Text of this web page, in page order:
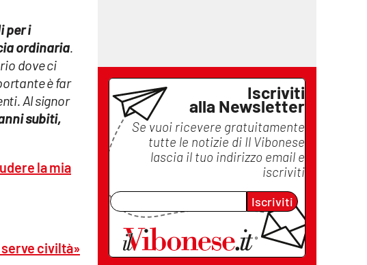
per i
ordinaria.
dove ci
è far
Al signor
subiti,
la mia
civiltà»
Iscriviti
alla Newsletter
Se vuoi ricevere gratuitamente
tutte le notizie di Il Vibonese
lascia il tuo indirizzo email e
iscriviti
Iscriviti